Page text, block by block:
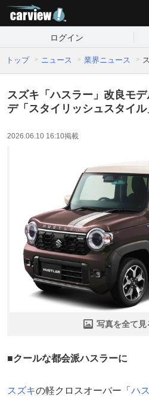
ログイン
トップ ニュース 業界ニュース
スズキ「ハスラー」改良モ
デ「スタイリッシュスタイ
2026.06.10 16:10掲載
写真を全て見
■クールな都会派ハスラーに
スズキの軽クロスオーバー「 ハ